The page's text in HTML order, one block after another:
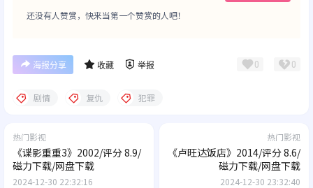
还没有人赞赏，快来当第一个赞赏的人吧！
海报分享 收藏 举报 0 0
剧情 复仇 犯罪
热门影视
《谍影重重3》2002/评分 8.9/
磁力下载/网盘下载
2024-12-30 22:32:16
热门影视
《卢旺达饭店》2014/评分 8.6/
磁力下载/网盘下载
2024-12-30 23:32:40